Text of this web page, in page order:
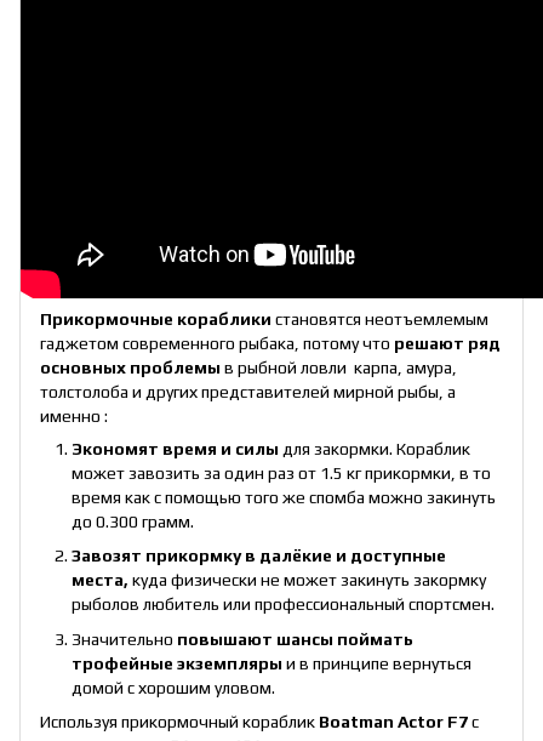
Прикормочные кораблики становятся неотъемлемым
гаджетом современного рыбака, потому что решают ряд
основных проблемы в рыбной ловли карпа, амура,
толстолоба и других представителей мирной рыбы, а
именно :
Экономят время и силы для закормки. Кораблик
может завозить за один раз от 1.5 кг прикормки, в то
время как с помощью того же спомба можно закинуть
до 0.300 грамм.
Завозят прикормку в далёкие и доступные
места, куда физически не может закинуть закормку
рыболов любитель или профессиональный спортсмен.
Значительно повышают шансы поймать
трофейные экземпляры и в принципе вернуться
домой с хорошим уловом.
Используя прикормочный кораблик Вoatman Actor F7c